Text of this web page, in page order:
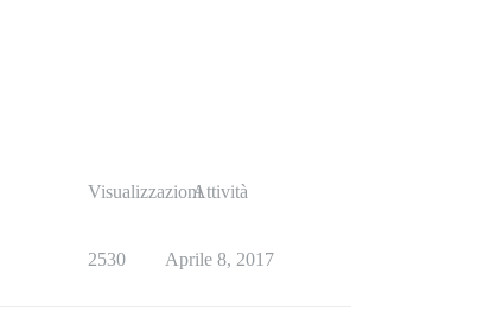
VisualizzazioniAttività
2530 Aprile 8, 2017